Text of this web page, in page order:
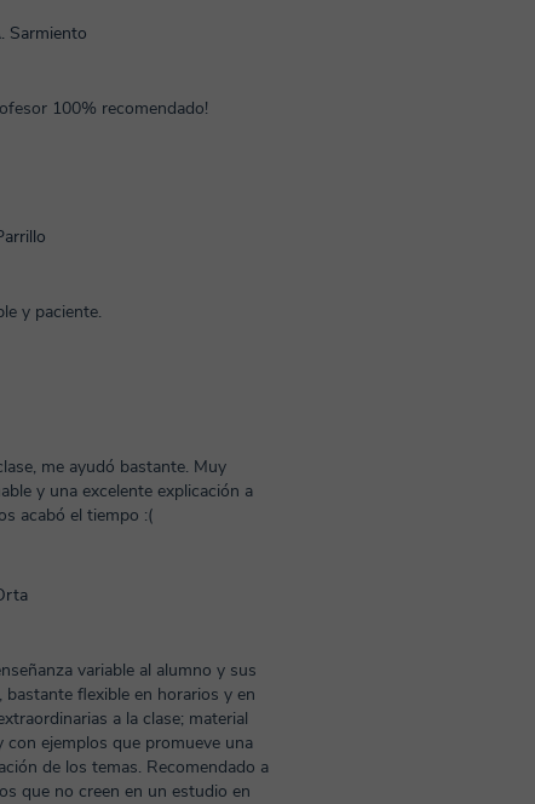
Sarmiento
100% recomendado!
y paciente.
me ayudó bastante. Muy
y una excelente explicación a
acabó el tiempo :(
variable al alumno y sus
bastante flexible en horarios y en
a la clase; material
con ejemplos que promueve una
de los temas. Recomendado a
que no creen en un estudio en